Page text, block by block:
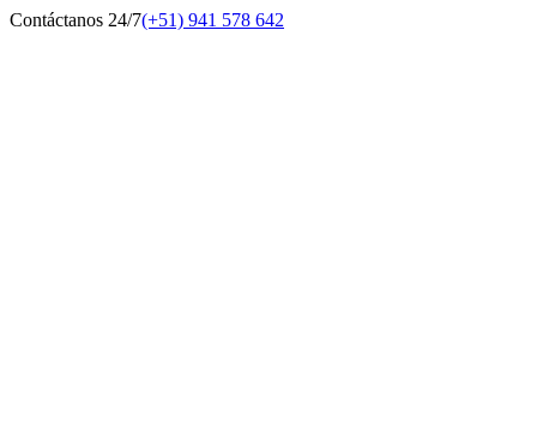
Contáctanos 24/7(+51) 941 578 642